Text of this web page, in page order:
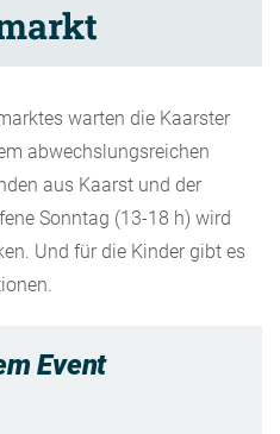
warten die Kaarster
abwechslungsreichen
aus Kaarst und der
Sonntag (13-18 h) wird
Und für die Kinder gibt es
Event